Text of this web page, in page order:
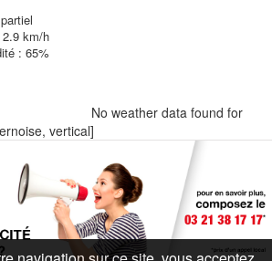
km/h
: 65%
No weather data found for
vertical]